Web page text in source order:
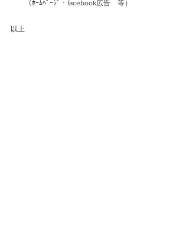
（ﾎｰﾑﾍﾟｰｼﾞ・facebook広告　等）
以上